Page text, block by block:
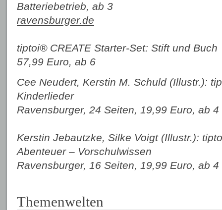
Batteriebetrieb, ab 3
ravensburger.de
tiptoi® CREATE Starter-Set: Stift und Buch
57,99 Euro, ab 6
Cee Neudert, Kerstin M. Schuld (Illustr.):
Kinderlieder
Ravensburger, 24 Seiten, 19,99 Euro, ab 4
Kerstin Jebautzke, Silke Voigt (Illustr.):
Abenteuer – Vorschulwissen
Ravensburger, 16 Seiten, 19,99 Euro, ab 4
Themenwelten